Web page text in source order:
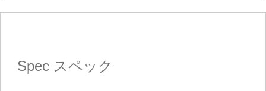
Spec スペック